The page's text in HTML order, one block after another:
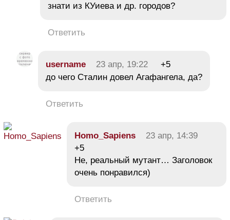
знати из КУиева и др. городов?
Ответить
username 23 апр, 19:22
+5
до чего Сталин довел Агафангела, да?
Ответить
Homo_Sapiens
23 апр, 14:39
+5
Не, реальный мутант… Заголовок
очень понравился)
Ответить